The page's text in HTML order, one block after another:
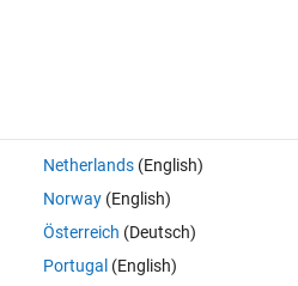
Netherlands(English)
Norway(English)
Österreich (Deutsch)
Portugal (English)